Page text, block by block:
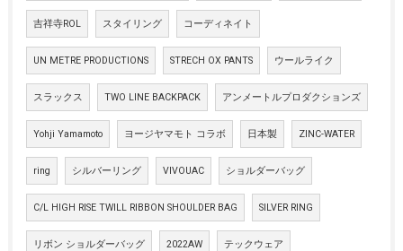
吉祥寺ROL スタイリング コーディネイト
UN METRE PRODUCTIONS STRECH OX PANTS ウールライク
スラックス TWO LINE BACKPACK アンメートルプロダクションズ
Yohji Yamamoto ヨージヤマモト コラボ 日本製 ZINC-WATER
ring シルバーリング VIVOUAC ショルダーバッグ
C/L HIGH RISE TWILL RIBBON SHOULDER BAG SILVER RING
リボン ショルダーバッグ 2022AW テックウェア